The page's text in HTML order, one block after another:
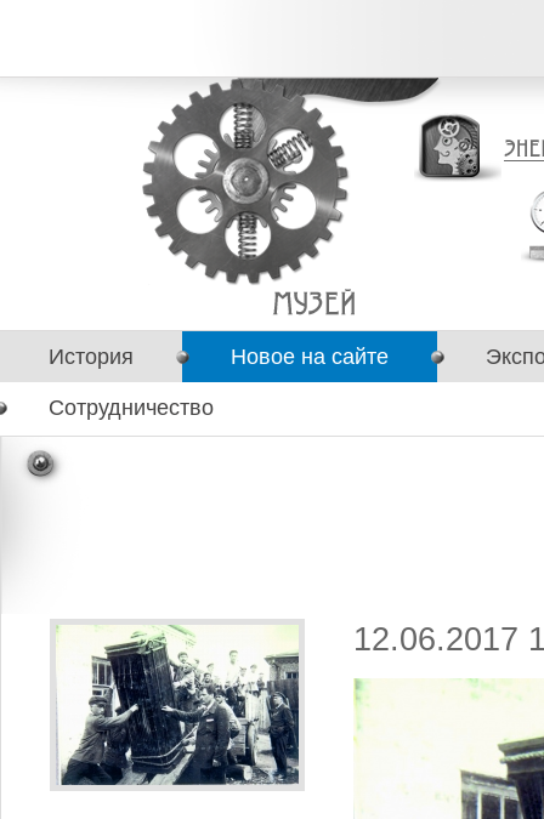
История Новое на сайте
Сотрудничество
12.06.2017